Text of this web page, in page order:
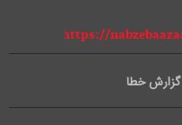
گزارش خطا